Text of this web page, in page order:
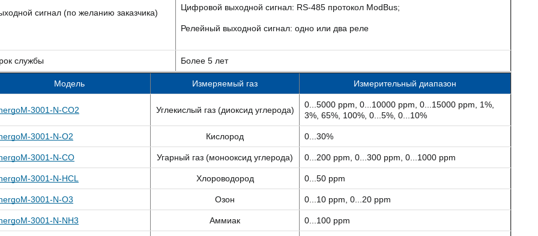
сигнал (по желанию заказчика)
Цифровой выходной сигнал: RS-485 протокол ModBus;
Релейный выходной сигнал: одно или два реле
службы Более 5 лет
Модель Измеряемый газ Измерительный диапазон
3001-N-CO2 Углекислый газ (диоксид углерода)
0...5000 ppm, 0...10000 ppm, 0...15000 ppm, 1%,
3%, 65%, 100%, 0...5%, 0...10%
3001-N-O2 Кислород 0...30%
3001-N-CO Угарный газ (монооксид углерода) 0...200 ppm, 0...300 ppm, 0...1000 ppm
3001-N-HCL Хлороводород 0...50 ppm
3001-N-O3 Озон 0...10 ppm, 0...20 ppm
3001-N-NH3 Аммиак 0...100 ppm